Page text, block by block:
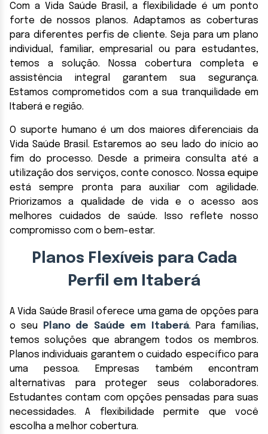
Com a Vida Saúde Brasil, a flexibilidade é um ponto
forte de nossos planos. Adaptamos as coberturas
para diferentes perfis de cliente. Seja para um plano
individual, familiar, empresarial ou para estudantes,
temos a solução. Nossa cobertura completa e
assistência integral garantem sua segurança.
Estamos comprometidos com a sua tranquilidade em
Itaberá e região.
O suporte humano é um dos maiores diferenciais da
Vida Saúde Brasil. Estaremos ao seu lado do início ao
fim do processo. Desde a primeira consulta até a
utilização dos serviços, conte conosco. Nossa equipe
está sempre pronta para auxiliar com agilidade.
Priorizamos a qualidade de vida e o acesso aos
melhores cuidados de saúde. Isso reflete nosso
compromisso com o bem-estar.
Planos Flexíveis para Cada
Perfil em Itaberá
A Vida Saúde Brasil oferece uma gama de opções para
o seu
Plano de Saúde em Itaberá. Para famílias,
temos soluções que abrangem todos os membros.
Planos individuais garantem o cuidado específico para
uma pessoa. Empresas também encontram
alternativas para proteger seus colaboradores.
Estudantes contam com opções pensadas para suas
necessidades. A flexibilidade permite que você
escolha a melhor cobertura.